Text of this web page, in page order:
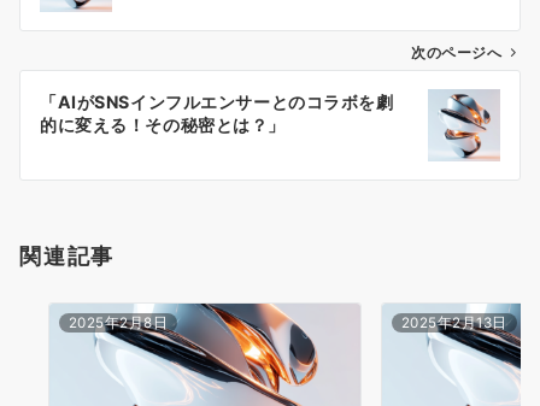
ン
次のページへ
「AIがSNSインフルエンサーとのコラボを劇
的に変える！その秘密とは？」
関連記事
2025年2月8日 2025年2月13日